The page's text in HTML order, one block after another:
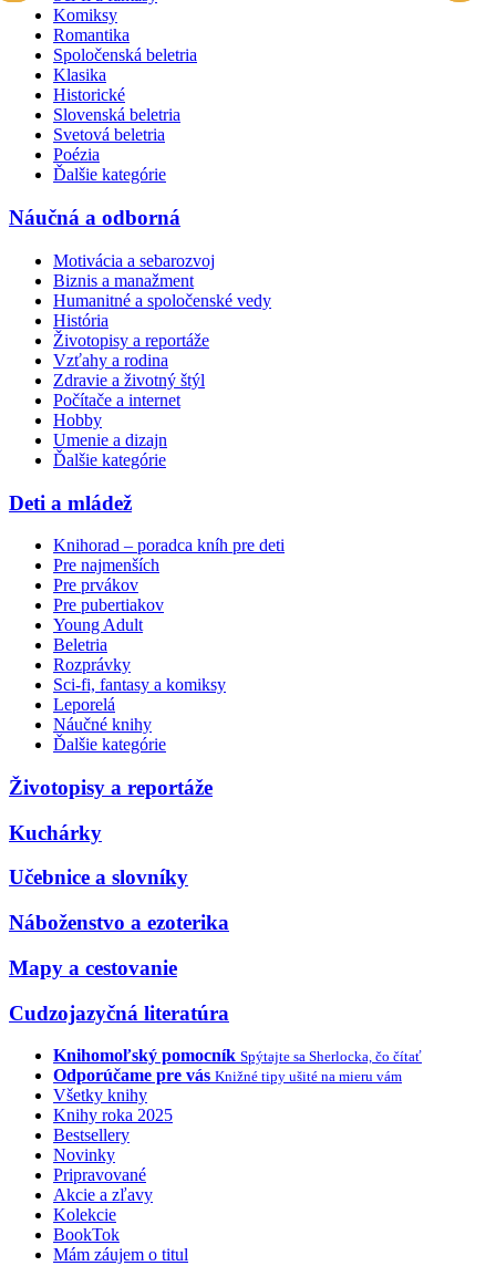
Komiksy
Romantika
Spoločenská beletria
Klasika
Historické
Slovenská beletria
Svetová beletria
Poézia
Ďalšie kategórie
Náučná a odborná
Motivácia a sebarozvoj
Biznis a manažment
Humanitné a spoločenské vedy
História
Životopisy a reportáže
Vzťahy a rodina
Zdravie a životný štýl
Počítače a internet
Hobby
Umenie a dizajn
Ďalšie kategórie
Deti a mládež
Knihorad – poradca kníh pre deti
Pre najmenších
Pre prvákov
Pre pubertiakov
Young Adult
Beletria
Rozprávky
Sci-fi, fantasy a komiksy
Leporelá
Náučné knihy
Ďalšie kategórie
Životopisy a reportáže
Kuchárky
Učebnice a slovníky
Náboženstvo a ezoterika
Mapy a cestovanie
Cudzojazyčná literatúra
Knihomoľský pomocník Spýtajte sa Sherlocka, čo čítať
Odporúčame pre vás Knižné tipy ušité na mieru vám
Všetky knihy
Knihy roka 2025
Bestsellery
Novinky
Pripravované
Akcie a zľavy
Kolekcie
BookTok
Mám záujem o titul